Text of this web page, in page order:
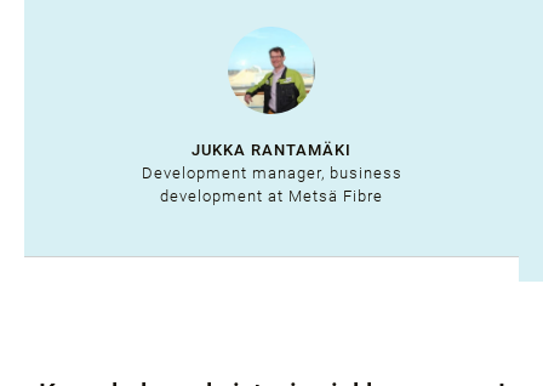
JUKKA RANTAMÄKI
Development manager, business
development at Metsä Fibre